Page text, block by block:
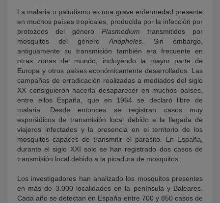
La malaria o paludismo es una grave enfermedad presente
en muchos países tropicales, producida por la infección por
protozoos del género Plasmodium transmitidos por
mosquitos del géneroAnopheles . Sin embargo,
antiguamente su transmisión también era frecuente en
otras zonas del mundo, incluyendo la mayor parte de
Europa y otros países económicamente desarrollados. Las
campañas de erradicación realizadas a mediados del siglo
XX consiguieron hacerla desaparecer en muchos países,
entre ellos España, que en 1964 se declaró libre de
malaria. Desde entonces se registran casos muy
esporádicos de transmisión local debido a la llegada de
viajeros infectados y la presencia en el territorio de los
mosquitos capaces de transmitir el parásito. En España,
durante el siglo XXI solo se han registrado dos casos de
transmisión local debido a la picadura de mosquitos.
Los investigadores han analizado los mosquitos presentes
en más de 3.000 localidades en la península y Baleares.
Cada año se detectan en España entre 700 y 850 casos de